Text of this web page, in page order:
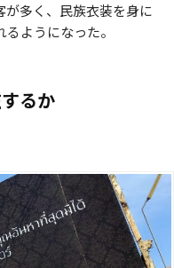
が多く、民族衣装を身に
ようになった。
るか